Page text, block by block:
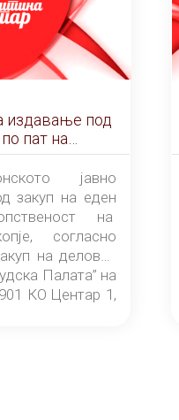
издавање под
пат на
јавно
закуп на еден
на
согласно
на деловен
Палата” на
КО Центар 1,